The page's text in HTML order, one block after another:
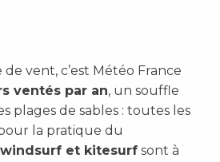
vent, c’est Météo France
ventés par an, un souffle
plages de sables : toutes les
la pratique du
et kitesurf sont à